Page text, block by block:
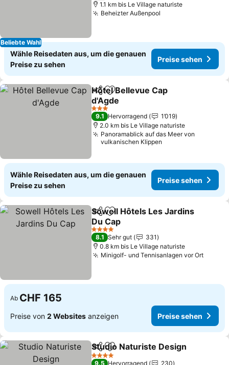
Beliebte Wahl
1.1 km bis Le Village naturiste
Beheizter Außenpool
Wähle Reisedaten aus, um die genauen
Preise zu sehen
Preise sehen
TeilenZu Favoriten hinzufügen
Hôtel Bellevue Cap
d'Agde
3 Sterne
9.1 Hervorragend
1’019
2.0 km bis Le Village naturiste
Panoramablick auf das Meer von
vulkanischen Klippen
Wähle Reisedaten aus, um die genauen
Preise zu sehen
Preise sehen
TeilenZu Favoriten hinzufügen
Sowell Hôtels Les Jardins
Du Cap
4 Sterne
8.1 Sehr gut
331
0.8 km bis Le Village naturiste
Minigolf- und Tennisanlagen vor Ort
Ab CHF 165
Preise von 2 Websites anzeigen Preise sehen
TeilenZu Favoriten hinzufügen
Studio Naturiste Design
4 Sterne
9.5 Hervorragend 230